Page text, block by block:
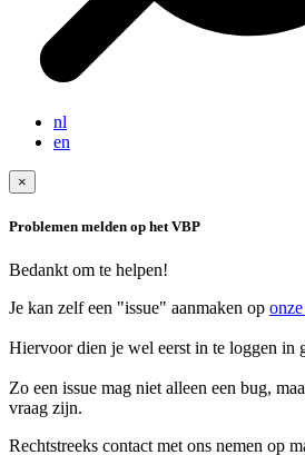
nl
en
×
Problemen melden op het VBP
Bedankt om te helpen!
Je kan zelf een "issue" aanmaken op
Hiervoor dien je wel eerst in te loggen in
Zo een issue mag niet alleen een bug,
Rechtstreeks contact met ons nemen op